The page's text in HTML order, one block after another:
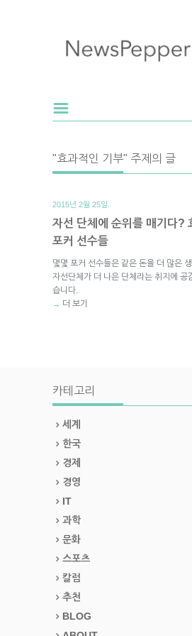
"효과적인 기부" 주제의 글
2015년 2월 25일.
자선 단체에 순위를 매기다?
포커 선수들
몇몇 포커 선수들은 같은 돈을 더 많은
자선단체가 더 나은 단체라는 취지에 공
습니다.
→ 더 보기
카테고리
세계
한국
경제
경영
IT
과학
문화
스포츠
칼럼
추천
BLOG